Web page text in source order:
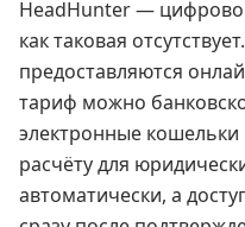
HeadHunter —
как таковая
предоставляются
тариф можно
электронные
расчёту для
автоматически, а